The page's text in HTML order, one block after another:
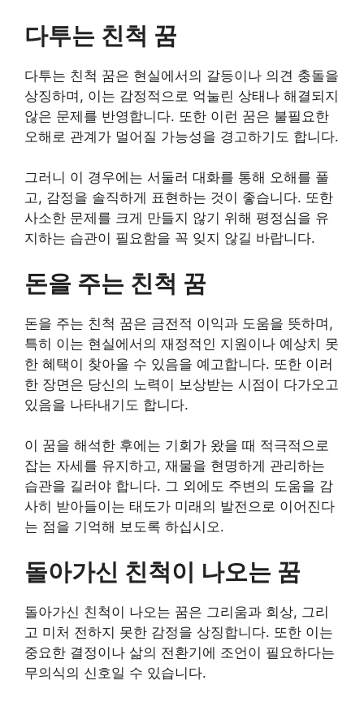
다투는 친척 꿈
다투는 친척 꿈은 현실에서의 갈등이나 의견 충돌을
상징하며, 이는 감정적으로 억눌린 상태나 해결되지
않은 문제를 반영합니다. 또한 이런 꿈은 불필요한
오해로 관계가 멀어질 가능성을 경고하기도 합니다.
그러니 이 경우에는 서둘러 대화를 통해 오해를 풀
고, 감정을 솔직하게 표현하는 것이 좋습니다. 또한
사소한 문제를 크게 만들지 않기 위해 평정심을 유
지하는 습관이 필요함을 꼭 잊지 않길 바랍니다.
돈을 주는 친척 꿈
돈을 주는 친척 꿈은 금전적 이익과 도움을 뜻하며,
특히 이는 현실에서의 재정적인 지원이나 예상치 못
한 혜택이 찾아올 수 있음을 예고합니다. 또한 이러
한 장면은 당신의 노력이 보상받는 시점이 다가오고
있음을 나타내기도 합니다.
이 꿈을 해석한 후에는 기회가 왔을 때 적극적으로
잡는 자세를 유지하고, 재물을 현명하게 관리하는
습관을 길러야 합니다. 그 외에도 주변의 도움을 감
사히 받아들이는 태도가 미래의 발전으로 이어진다
는 점을 기억해 보도록 하십시오.
돌아가신 친척이 나오는 꿈
돌아가신 친척이 나오는 꿈은 그리움과 회상, 그리
고 미처 전하지 못한 감정을 상징합니다. 또한 이는
중요한 결정이나 삶의 전환기에 조언이 필요하다는
무의식의 신호일 수 있습니다.